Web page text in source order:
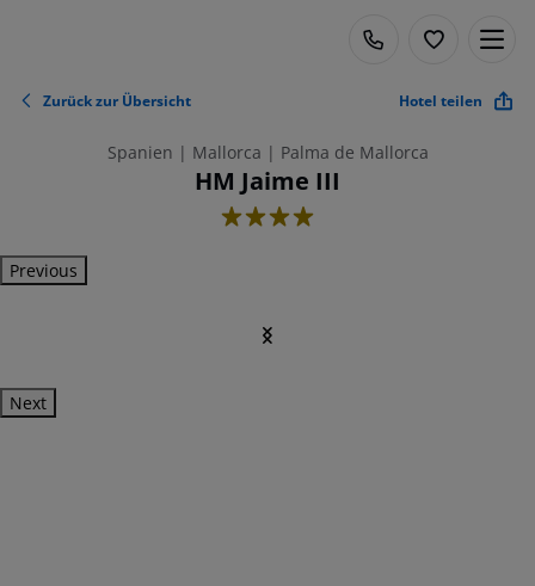
Zurück zur Übersicht Hotel teilen
Spanien | Mallorca | Palma de Mallorca
HM Jaime III
4
Previous
Next